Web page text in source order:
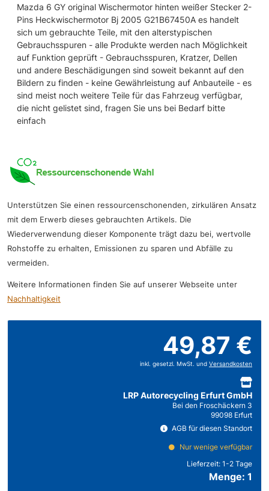
Mazda 6 GY original Wischermotor hinten weißer Stecker 2-
Pins Heckwischermotor Bj 2005 G21B67450A es handelt
sich um gebrauchte Teile, mit den alterstypischen
Gebrauchsspuren - alle Produkte werden nach Möglichkeit
auf Funktion geprüft - Gebrauchsspuren, Kratzer, Dellen
und andere Beschädigungen sind soweit bekannt auf den
Bildern zu finden - keine Gewährleistung auf Anbauteile - es
sind meist noch weitere Teile für das Fahrzeug verfügbar,
die nicht gelistet sind, fragen Sie uns bei Bedarf bitte
einfach
Unterstützen Sie einen ressourcenschonenden, zirkulären Ansatz
mit dem Erwerb dieses gebrauchten Artikels. Die
Wiederverwendung dieser Komponente trägt dazu bei, wertvolle
Rohstoffe zu erhalten, Emissionen zu sparen und Abfälle zu
vermeiden.
Weitere Informationen finden Sie auf unserer Webseite unter
Nachhaltigkeit
49,87 €
inkl. gesetzl. MwSt. und Versandkosten
LRP Autorecycling Erfurt GmbH
Bei den Froschäckern 3
99098 Erfurt
AGB für diesen Standort
Nur wenige verfügbar
Lieferzeit: 1-2 Tage
Menge: 1